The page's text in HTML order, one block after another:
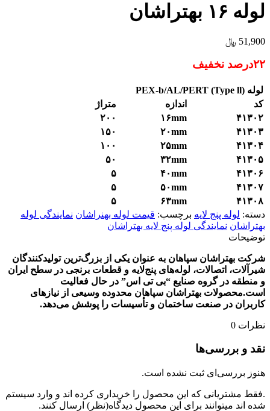
لوله ۱۶ بهتراشان
51,900 ﷼
۲۲درصد نخفیف
لوله (Type ll
)
PEX-b/AL/PERT
کد
اندازه
متراژ
۴۱۳۰۲
۱۶mm
۲۰۰
۴۱۳۰۳
۲۰mm
۱۵۰
۴۱۳۰۴
۲۵mm
۱۰۰
۴۱۳۰۵
۳۲mm
۵۰
۴۱۳۰۶
۴۰mm
۵
۴۱۳۰۷
۵۰mm
۵
۴۱۳۰۸
۶۳mm
۵
دسته: لوله پنج لایه برچسب: قیمت لوله بهنراشان نمایندگی لوله
بهتراشان نمایندگی لوله پنج لایه بهتراشان
توضیحات
شرکت بهتراشان سپاهان به عنوان یکی از بزرگ‌ترین تولیدکنندگان
شیرآلات، اتصالات، لوله‌های پنج‌لایه و قطعات برنجی در سطح ایران
و منطقه در گروه صنایع “بی‌ تی ‌اس” در حال فعالیت
است.محصولات بهتراشان سپاهان محدوده وسیعی از نیازهای
کاربران در صنعت ساختمان و تأسیسات را پوشش می‌دهد.
نظرات 0
نقد و بررسی‌ها
هنوز بررسی‌ای ثبت نشده است.
.فقط مشتریانی که این محصول را خریداری کرده اند و وارد سیستم
شده اند میتوانند برای این محصول دیدگاه(نظر) ارسال کنند.